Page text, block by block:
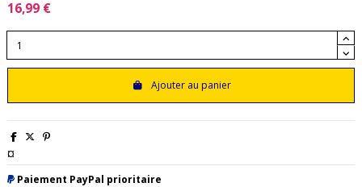
16,99 €
Ajouter au panier
¤
Paiement PayPal prioritaire